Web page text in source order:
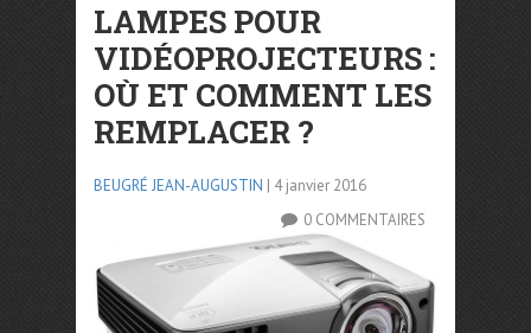
LAMPES POUR
VIDÉOPROJECTEURS :
OÙ ET COMMENT LES
REMPLACER ?
BEUGRÉ JEAN-AUGUSTIN | 4 janvier 2016
0 COMMENTAIRES